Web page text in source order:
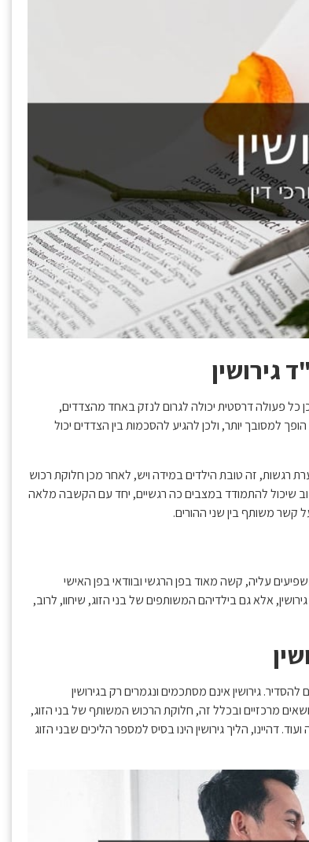
גירושין
פעולה דרסטית יכולה לגרום לנזק באחד מהצדדים,
למסובך יותר, ולכן להגיע להסכמות בין הצדדים יכול
זה טובת הילדים במידה ויש, לאחר מכן חלוקת רכוש
שיכול להתמודד במצבים כה רגשיים, יחד עם הקשבה מלאה
עליה, קשה מאוד בפן הרגשי ובוודאי בפן האישי
אלא גם בילדיהם המשותפים של בני הזוג, שיחוו, לרוב,
גירושין אינם מסתכמים ונגמרים רק בגירושין
מרכזיים ובכלל זה, חלוקת הרכוש המשותף של בני הזוג,
דהיינו, הליך גירושין הינו בסיס למספר הליכים שבני הזוג